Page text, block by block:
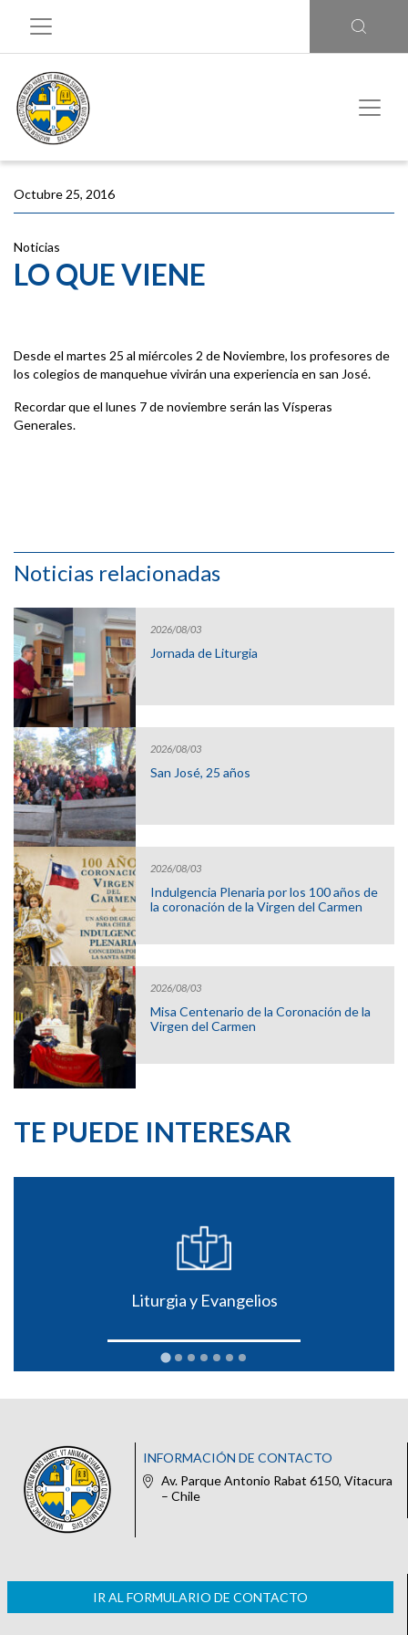
Octubre 25, 2016
Noticias
LO QUE VIENE
Desde el martes 25 al miércoles 2 de Noviembre, los profesores de
los colegios de manquehue vivirán una experiencia en san José.
Recordar que el lunes 7 de noviembre serán las Vísperas
Generales.
Noticias relacionadas
2026/08/03
Jornada de Liturgia
2026/08/03
San José, 25 años
2026/08/03
Indulgencia Plenaria por los 100 años de
la coronación de la Virgen del Carmen
2026/08/03
Misa Centenario de la Coronación de la
Virgen del Carmen
TE PUEDE INTERESAR
Liturgia y Evangelios
INFORMACIÓN DE CONTACTO
Av. Parque Antonio Rabat 6150, Vitacura
– Chile
IR AL FORMULARIO DE CONTACTO